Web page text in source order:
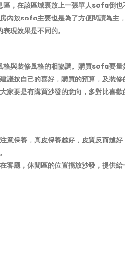
，在該區域裏放上一張單人sofa倒
內放sofa主要也是為了方便閱讀為主
現效果是不同的。
與裝修風格的相協調。購買sofa要量
按自己的喜好，購買的預算，及裝
要是有購買沙發的意向，多對比喜
保養，真皮保養越好，皮質反而越好
客廳，休閒區的位置擺放沙發，提供